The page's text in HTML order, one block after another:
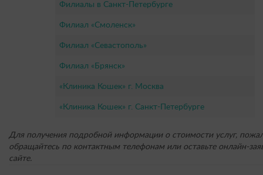
Филиалы в Санкт-Петербурге
Филиал «Смоленск»
Филиал «Севастополь»
Филиал «Брянск»
«Клиника Кошек» г. Москва
«Клиника Кошек» г. Санкт-Петербурге
Для получения подробной информации о стоимости услуг,
обращайтесь по контактным телефонам или оставьте онлайн-
сайте.